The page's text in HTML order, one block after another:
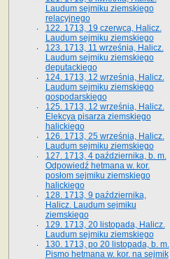
Laudum sejmiku ziemskiego
relacyjnego
122. 1713, 19 czerwca, Halicz.
Laudum sejmiku ziemskiego
123. 1713, 11 września, Halicz.
Laudum sejmiku ziemskiego
deputackiego
124. 1713, 12 września, Halicz.
Laudum sejmiku ziemskiego
gospodarskiego
125. 1713, 12 września, Halicz.
Elekcya pisarza ziemskiego
halickiego
126. 1713, 25 września, Halicz.
Laudum sejmiku ziemskiego
127. 1713, 4 października, b. m.
Odpowiedź hetmana w. kor.
posłom sejmiku ziemskiego
halickiego
128. 1713, 9 października,
Halicz. Laudum sejmiku
ziemskiego
129. 1713, 20 listopada, Halicz.
Laudum sejmiku ziemskiego
130. 1713, po 20 listopada, b. m.
Pismo hetmana w. kor. na sejmik